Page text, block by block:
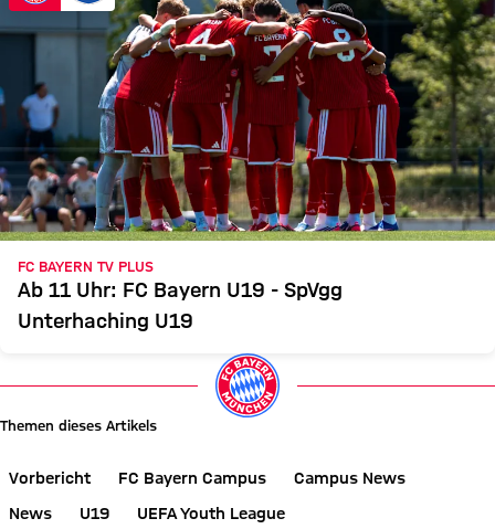
FC BAYERN TV PLUS
Ab 11 Uhr: FC Bayern U19 - SpVgg
Unterhaching U19
Themen dieses Artikels
Vorbericht FC Bayern Campus
Campus News
News
U19
UEFA Youth League